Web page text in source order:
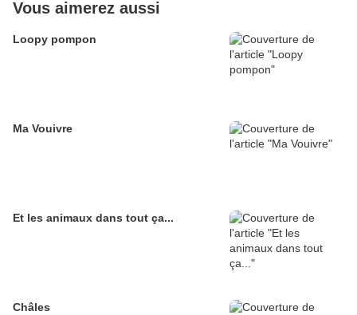
Vous aimerez aussi
Loopy pompon
Ma Vouivre
Et les animaux dans tout ça...
Châles